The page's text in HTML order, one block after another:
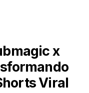
x
Viral